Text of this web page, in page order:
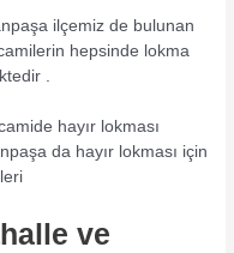
ilçemiz de bulunan
hepsinde lokma
.
hayır lokması
da hayır lokması için
ve